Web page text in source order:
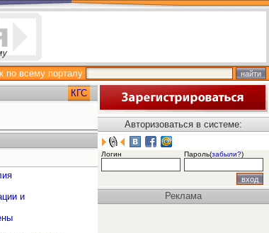
по всему порталу
КГС
и
Авторизоваться в системе:
Логин Пароль(забыли?)
Реклама